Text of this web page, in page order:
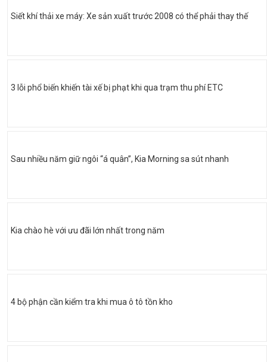
Siết khí thải xe máy: Xe sản xuất trước 2008 có thể phải thay thế
3 lỗi phổ biến khiến tài xế bị phạt khi qua trạm thu phí ETC
Sau nhiều năm giữ ngôi “á quân”, Kia Morning sa sút nhanh
Kia chào hè với ưu đãi lớn nhất trong năm
4 bộ phận cần kiểm tra khi mua ô tô tồn kho